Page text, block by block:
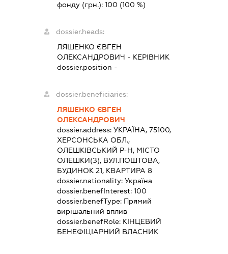
фонду (грн.):100 (100 %)
dossier.heads:
ЛЯШЕНКО ЄВГЕН
ОЛЕКСАНДРОВИЧ - КЕРІВНИК
dossier.position -
dossier.beneficiaries:
ЛЯШЕНКО ЄВГЕН
ОЛЕКСАНДРОВИЧ
dossier.address:УКРАЇНА, 75100,
ХЕРСОНСЬКА ОБЛ.,
ОЛЕШКІВСЬКИЙ Р-Н, МІСТО
ОЛЕШКИ(З), ВУЛ.ПОШТОВА,
БУДИНОК 21, КВАРТИРА 8
dossier.nationality:Україна
dossier.benefInterest:100
dossier.benefType: Прямий
вирішальний вплив
dossier.benefRole: КІНЦЕВИЙ
БЕНЕФІЦІАРНИЙ ВЛАСНИК